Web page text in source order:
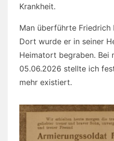
Krankheit.
Man überführte Friedrich
Dort wurde er in seiner
Heimatort begraben. Bei
05.06.2026 stellte ich
mehr existiert.